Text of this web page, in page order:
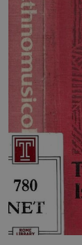
BLOG
CHI SIAMO
OUTLET
NEWSLETTER